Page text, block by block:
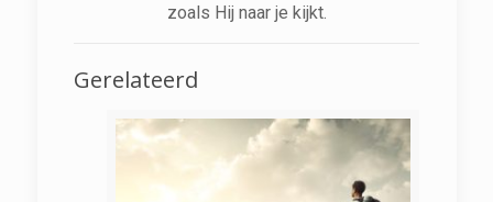
zoals Hij naar je kijkt.
Gerelateerd